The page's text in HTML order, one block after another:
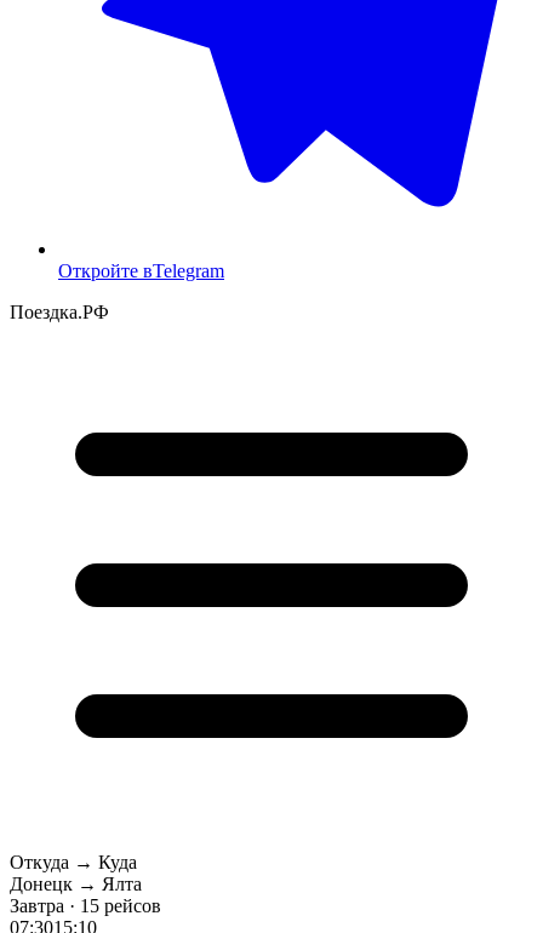
Откройте вTelegram
Поездка.РФ
Откуда → Куда
Донецк → Ялта
Завтра · 15 рейсов
07:3015:10